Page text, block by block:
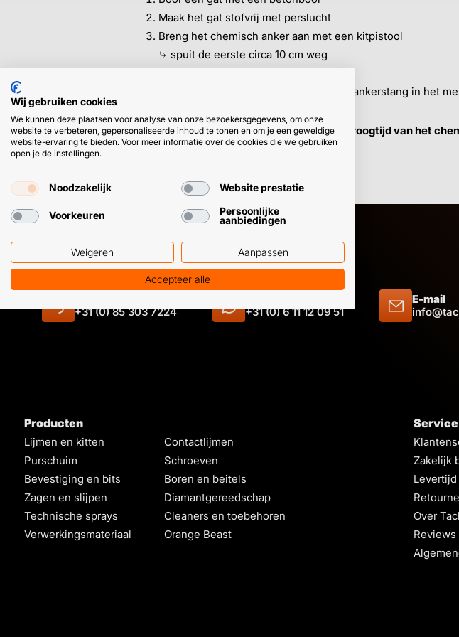
Maak het gat stofvrij met perslucht
Breng het chemisch anker aan met een kitpistool
⤷ spuit de eerste circa 10 cm weg
Plaats met een draaiende beweging je ankerstang in het
➜Bekijk voor de exacte boordiepte en droogtijd van het
HULP OF ADVIES NODIG?
+31 (0) 85 303 7224
+31 (0) 6 11 12 09 51
E-mail
Producten
Lijmen en kitten
Contactlijmen
Purschuim
Schroeven
Bevestiging en bits
Boren en beitels
Zagen en slijpen
Diamantgereedschap
Technische sprays
Cleaners en toebehoren
Verwerkingsmateriaal
Orange Beast
Service
Zakelijk
Over
Reviews
Wij gebruiken cookies
We kunnen deze plaatsen voor analyse van onze bezoekersgegevens, om onze
website te verbeteren, gepersonaliseerde inhoud te tonen en om je een geweldige
website-ervaring te bieden. Voor meer informatie over de cookies die we gebruiken
open je de instellingen.
Noodzakelijk Website prestatie
Voorkeuren
Persoonlijke
aanbiedingen
Weigeren Aanpassen
Accepteer alle